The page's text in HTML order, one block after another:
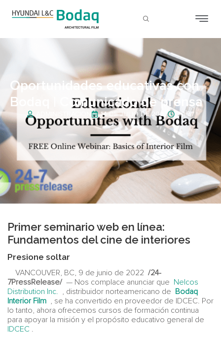
Oportunidades educativas con
Bodaq | Comunicado de prensa
14 DE JULIO DE 2022 20:57
Primer seminario web en línea:
Fundamentos del cine de interiores
Presione soltar
VANCOUVER, BC, 9 de junio de 2022 /24-
7PressRelease/ — Nos complace anunciar que Nelcos
Distribution Inc. , distribuidor norteamericano de Bodaq
Interior Film , se ha convertido en proveedor de IDCEC. Por
lo tanto, ahora ofrecemos cursos de formación continua
para apoyar la misión y el propósito educativo general de
IDCEC .